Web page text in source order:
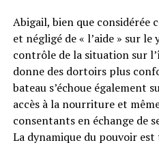
Abigail, bien que considérée
et négligé de « l’aide » sur
contrôle de la situation sur
donne des dortoirs plus
bateau s’échoue également
accès à la nourriture et
consentants en échange de
La dynamique du pouvoir